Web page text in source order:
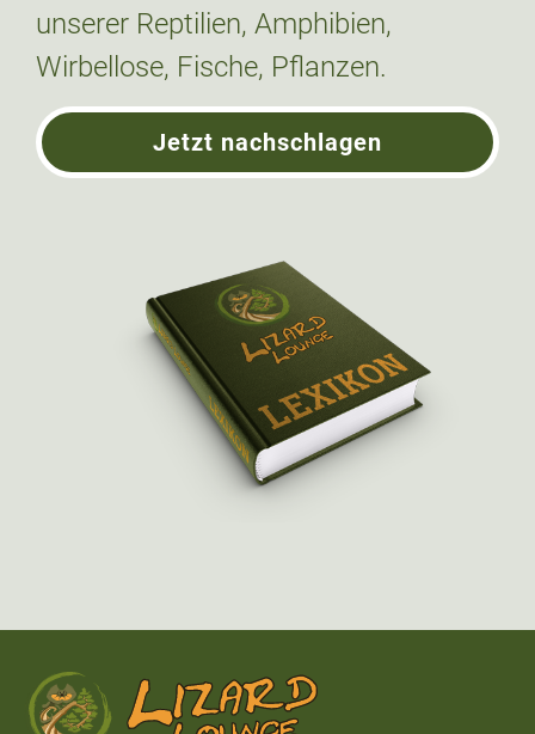
unserer Reptilien, Amphibien,
Wirbellose, Fische, Pflanzen.
Jetzt nachschlagen